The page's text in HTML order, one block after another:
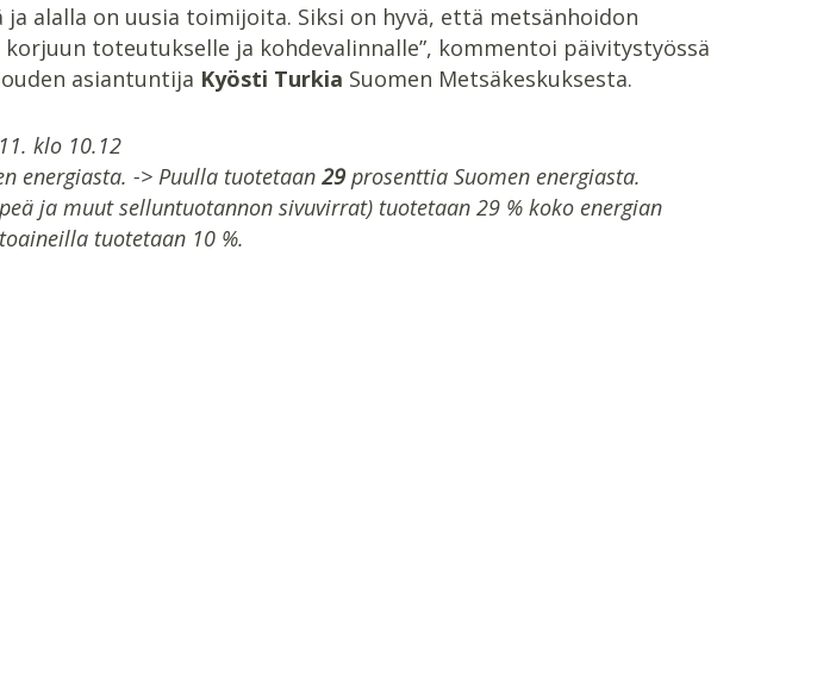
ja alalla on uusia toimijoita. Siksi on hyvä, että metsänhoidon
toteutukselle ja kohdevalinnalle”, kommentoi päivitystyössä
asiantuntija Kyösti Turkia Suomen Metsäkeskuksesta.
klo 10.12
energiasta. -> Puulla tuotetaan 29prosenttia Suomen energiasta.
ja muut selluntuotannon sivuvirrat) tuotetaan 29 % koko energian
tuotetaan 10 %.